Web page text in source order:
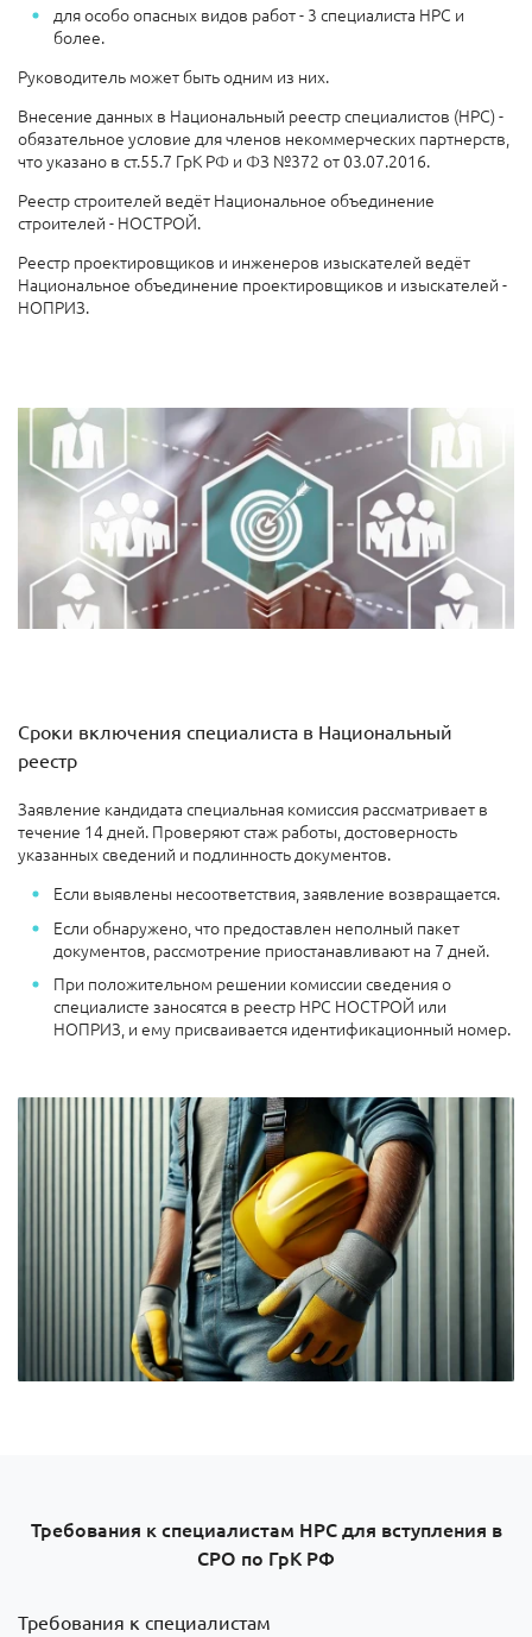
для особо опасных видов работ - 3 специалиста НРС и
более.
Руководитель может быть одним из них.
Внесение данных в Национальный реестр специалистов (НРС) -
обязательное условие для членов некоммерческих партнерств,
что указано в ст.55.7 ГрК РФ и ФЗ №372 от 03.07.2016.
Реестр строителей ведёт Национальное объединение
строителей - НОСТРОЙ.
Реестр проектировщиков и инженеров изыскателей ведёт
Национальное объединение проектировщиков и изыскателей -
НОПРИЗ.
Сроки включения специалиста в Национальный
реестр
Заявление кандидата специальная комиссия рассматривает в
течение 14 дней. Проверяют стаж работы, достоверность
указанных сведений и подлинность документов.
Если выявлены несоответствия, заявление возвращается.
Если обнаружено, что предоставлен неполный пакет
документов, рассмотрение приостанавливают на 7 дней.
При положительном решении комиссии сведения о
специалисте заносятся в реестр НРС НОСТРОЙ или
НОПРИЗ, и ему присваивается идентификационный номер.
Требования к специалистам НРС для вступления в
СРО по ГрК РФ
Требования к специалистам